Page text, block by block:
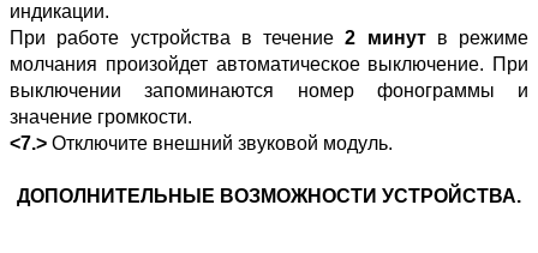
индикации.
При работе устройства в течение2 минутв режиме
молчания произойдет автоматическое выключение. При
выключении запоминаются номер фонограммы и
значение громкости.
<7.> Отключите внешний звуковой модуль.
ДОПОЛНИТЕЛЬНЫЕ ВОЗМОЖНОСТИ УСТРОЙСТВА.